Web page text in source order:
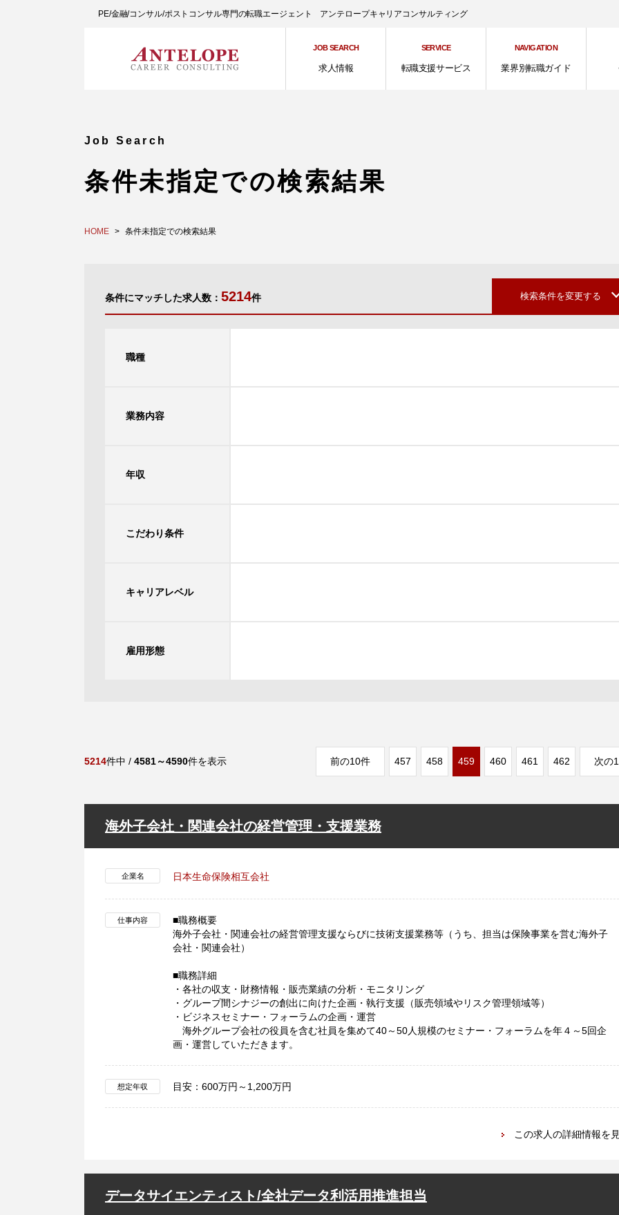
PE/金融/コンサル/ポストコンサル専門の転職エージェント アンテロープキャリアコンサルティング
JOB SEARCH
求人情報
SERVICE
転職支援サービス
NAVIGATION
業界別転職ガイド
Job Search
条件未指定での検索結果
HOME 条件未指定での検索結果
条件にマッチした求人数： 5214件 検索条件を変更する
職種
業務内容
年収
こだわり条件
キャリアレベル
雇用形態
5214件中 / 4581～4590件を表示 前の10件 457 458 459 460 461 462 次の
海外子会社・関連会社の経営管理・支援業務
企業名 日本生命保険相互会社
仕事内容
■職務概要
海外子会社・関連会社の経営管理支援ならびに技術支援業務等（うち、担当は保険事業を営む海外子
会社・関連会社）
■職務詳細
・各社の収支・財務情報・販売業績の分析・モニタリング
・グループ間シナジーの創出に向けた企画・執行支援（販売領域やリスク管理領域等）
・ビジネスセミナー・フォーラムの企画・運営
海外グループ会社の役員を含む社員を集めて40～50人規模のセミナー・フォーラムを年４～5回企
画・運営していただきます。
想定年収 目安：600万円～1,200万円
この求人の詳細情報を
データサイエンティスト/全社データ利活用推進担当